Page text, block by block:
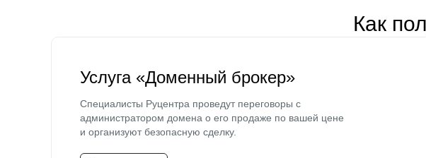
Как
Услуга «Доменный брокер»
Специалисты Руцентра проведут переговоры с
администратором домена о его продаже по вашей цене
и организуют безопасную сделку.